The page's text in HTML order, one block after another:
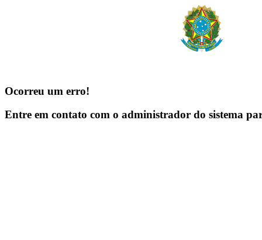
Ocorreu um erro!
Entre em contato com o administrador do sistema